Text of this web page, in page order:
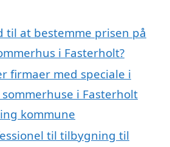
til at bestemme prisen på
i Fasterholt?
firmaer med speciale i
i Fasterholt
kommune
til tilbygning til